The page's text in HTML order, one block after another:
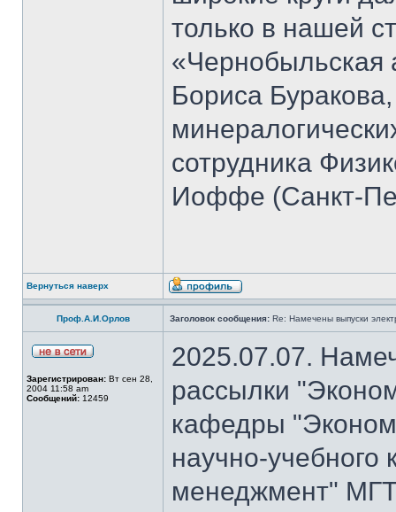
только в нашей
«Чернобыльская
Бориса
сотрудника
Иоффе (Санкт-
Вернуться наверх
Проф.А.И.Орлов Заголовок сообщения: Re: Намечены выпуски
Зарегистрирован: Вт сен 28,
2004 11:58 am
Сообщений: 12459
2025.07.07.
рассылки
кафедры
научно-
менеджмент"